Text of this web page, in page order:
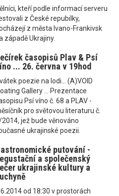
kteří podle informací serveru
z České repubilky,
z města Ivano-Frankivsk
západě Ukrajiny.
časopisů Plav & Psí
... 26. června v 19hod
poezie na lodi... (A)VOID
Gallery ... Prezentace
Psí víno č. 68 a PLAV -
pro světovou literaturu č.
jež bude věnováno
ukrajinské poezii.
putování -
a společenský
ukrajinské kultury a
od 18:30 v prostorách